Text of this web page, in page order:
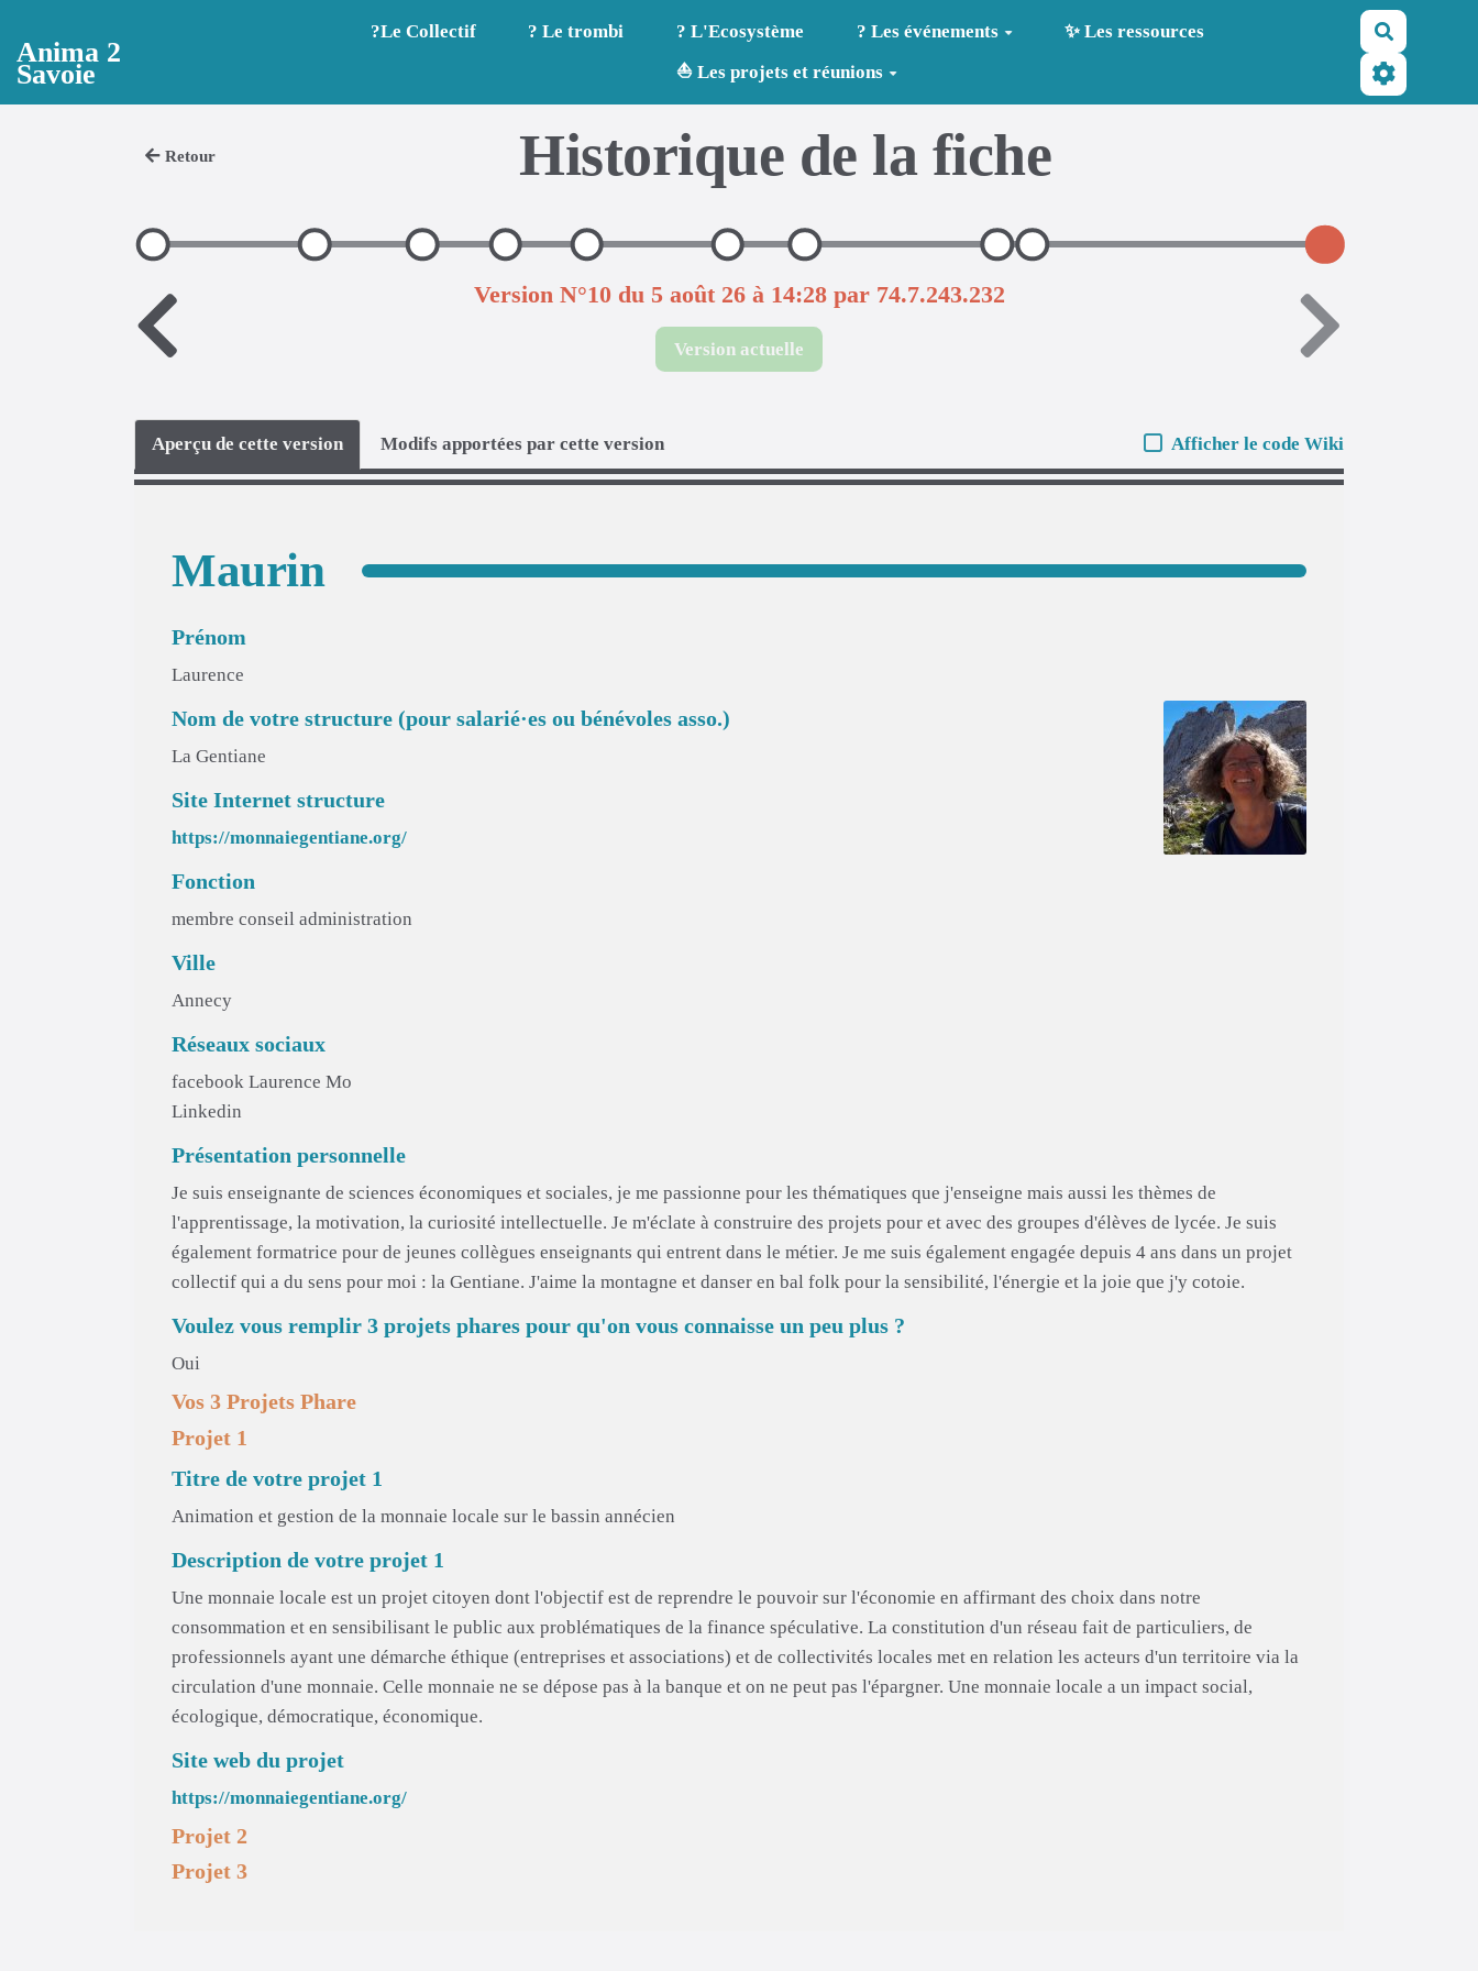
Anima 2
Savoie
?️Le Collectif ? Le trombi ? L'Ecosystème ? Les événements
✨ Les ressources
⛵ Les projets et réunions
Retour Historique de la fiche
Version N°10 du 5 août 26 à 14:28 par 74.7.243.232
Version actuelle
Aperçu de cette version Modifs apportées par cette version Afficher le code Wiki
Maurin
Prénom
Laurence
Nom de votre structure (pour salarié·es ou bénévoles asso.)
La Gentiane
Site Internet structure
https://monnaiegentiane.org/
Fonction
membre conseil administration
Ville
Annecy
Réseaux sociaux
facebook Laurence Mo
Linkedin
Présentation personnelle
Je suis enseignante de sciences économiques et sociales, je me passionne pour les thématiques que j'enseigne mais aussi les thèmes de
l'apprentissage, la motivation, la curiosité intellectuelle. Je m'éclate à construire des projets pour et avec des groupes d'élèves de lycée. Je suis
également formatrice pour de jeunes collègues enseignants qui entrent dans le métier. Je me suis également engagée depuis 4 ans dans un projet
collectif qui a du sens pour moi : la Gentiane. J'aime la montagne et danser en bal folk pour la sensibilité, l'énergie et la joie que j'y cotoie.
Voulez vous remplir 3 projets phares pour qu'on vous connaisse un peu plus ?
Oui
Vos 3 Projets Phare
Projet 1
Titre de votre projet 1
Animation et gestion de la monnaie locale sur le bassin annécien
Description de votre projet 1
Une monnaie locale est un projet citoyen dont l'objectif est de reprendre le pouvoir sur l'économie en affirmant des choix dans notre
consommation et en sensibilisant le public aux problématiques de la finance spéculative. La constitution d'un réseau fait de particuliers, de
professionnels ayant une démarche éthique (entreprises et associations) et de collectivités locales met en relation les acteurs d'un territoire via la
circulation d'une monnaie. Celle monnaie ne se dépose pas à la banque et on ne peut pas l'épargner. Une monnaie locale a un impact social,
écologique, démocratique, économique.
Site web du projet
https://monnaiegentiane.org/
Projet 2
Projet 3